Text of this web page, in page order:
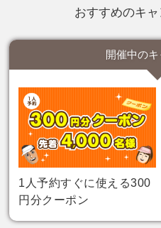
3月31日までに2026
特
適用条件を満たされた
イント(＋20倍)を進呈い
ポイン
① 当キャンペーンにエ
②4月30日までに2026
ンを2名以上で予約す
③ ②の予約をプレーす
※2名以上でのプレー
適用条件を満たされた
イント(＋20倍)を進呈い
下記の条件をすべて満
① 当キャンペーンにエ
②5月31日までに2026
ンを2名以上で予約す
③ ②の予約をプレーする
※2名以上でのプレー
特
適用条件を満たされた
下記の条件をすべて満
① 当キャンペーンにエ
6月30日までに2026
ンを2名以上で予約す
③ ②の予約をプレーす
※2名以上でのプレー
下記の条件をすべて満
す。
① 当キャンペーンにエ
②7月31日までに2026
ンを2名以上で予約す
③ ②の予約をプレーす
※2名以上でのプレー
おすすめのキ
開催中の
1人予約すぐに使える300
円分クーポン